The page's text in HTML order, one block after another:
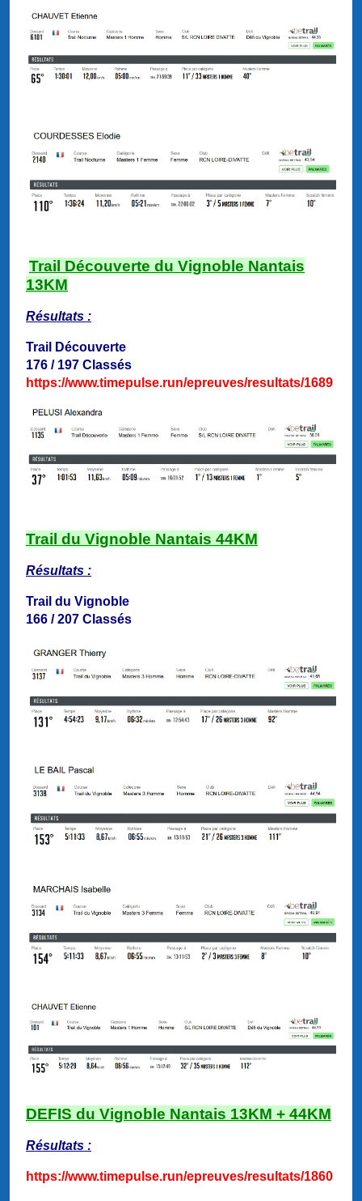
Trail Découverte du Vignoble Nantais
13KM
Résultats :
Trail Découverte
176 / 197 Classés
https://www.timepulse.run/epreuves/resultats/1689
Trail du Vignoble Nantais 44KM
Résultats :
Trail du Vignoble
166 / 207 Classés
DEFIS du Vignoble Nantais 13KM + 44KM
Résultats :
https://www.timepulse.run/epreuves/resultats/1860